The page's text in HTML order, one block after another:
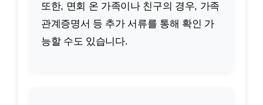
또한, 면회 온 가족이나 친구의 경우, 가족
관계증명서 등 추가 서류를 통해 확인 가
능할 수도 있습니다.